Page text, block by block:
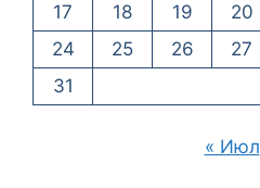
17
18 19 20
24
25 26 27
31
« Июл